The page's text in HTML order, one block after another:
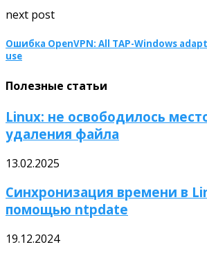
next post
Ошибка OpenVPN: All TAP-Windows
use
Полезные статьи
Linux: не освободилось
удаления файла
13.02.2025
Синхронизация времени в
помощью ntpdate
19.12.2024